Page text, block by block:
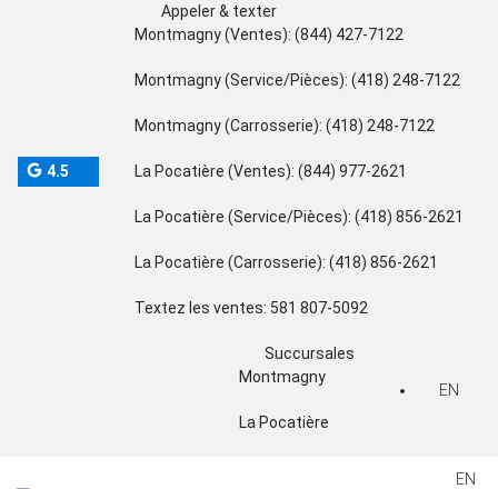
4.5
Appeler & texter
Montmagny (Ventes): (844) 427-7122
Montmagny (Service/Pièces): (418) 248-7122
Montmagny (Carrosserie): (418) 248-7122
La Pocatière (Ventes): (844) 977-2621
La Pocatière (Service/Pièces): (418) 856-2621
La Pocatière (Carrosserie): (418) 856-2621
Textez les ventes: 581 807-5092
Succursales
Montmagny
La Pocatière
EN
EN